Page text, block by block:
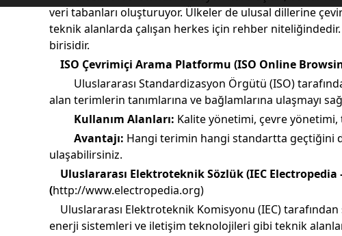
veri tabanları oluşturuyor. Ülkeler de ulusal dillerine
teknik alanlarda çalışan herkes için rehber
birisidir.
ISO Çevrimiçi Arama Platformu (ISO Online
Uluslararası Standardizasyon Örgütü (ISO)
alan terimlerin tanımlarına ve bağlamlarına ulaşmayı
Kullanım Alanları: Kalite yönetimi, çevre yönetimi,
Avantajı: Hangi terimin hangi standartta geçtiğini
ulaşabilirsiniz.
Uluslararası Elektroteknik Sözlük (IEC
(http://www.electropedia.org)
Uluslararası Elektroteknik Komisyonu (IEC)
enerji sistemleri ve iletişim teknolojileri gibi teknik